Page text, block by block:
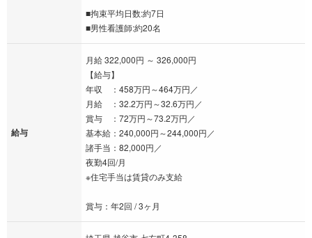
■拘束平均日数:約7日
■男性看護師:約20名
給与
月給 322,000円 ～ 326,000円
【給与】
年収 ：458万円～464万円／
月給 ：32.2万円～32.6万円／
賞与 ：72万円～73.2万円／
基本給：240,000円～244,000円／
諸手当：82,000円／
夜勤4回/月
※住宅手当は賃貸のみ支給
賞与：年2回 / 3ヶ月